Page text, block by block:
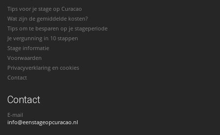
Tips voor je stage op Curacao
Wat zijn de gemiddelde kosten?
Tips om te besparen op je stageperiode
Je vergunning in 10 stappen
Stage informatie
Voorwaarden
Privacyverklaring en cookies
Contact
Contact
E-mail
info@eenstageopcuracao.nl